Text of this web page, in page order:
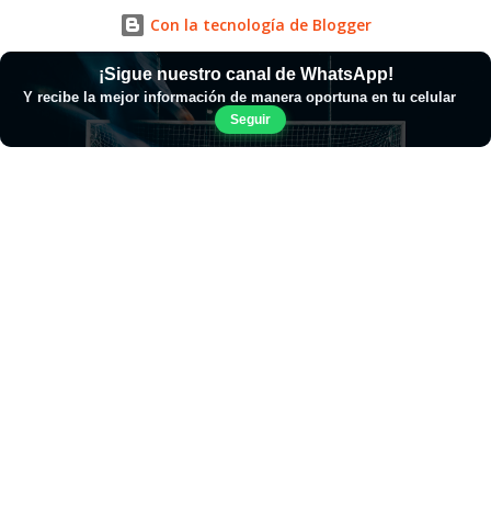
Con la tecnología de Blogger
¡Sigue nuestro canal de WhatsApp!
Y recibe la mejor información de manera oportuna en tu celular
Seguir